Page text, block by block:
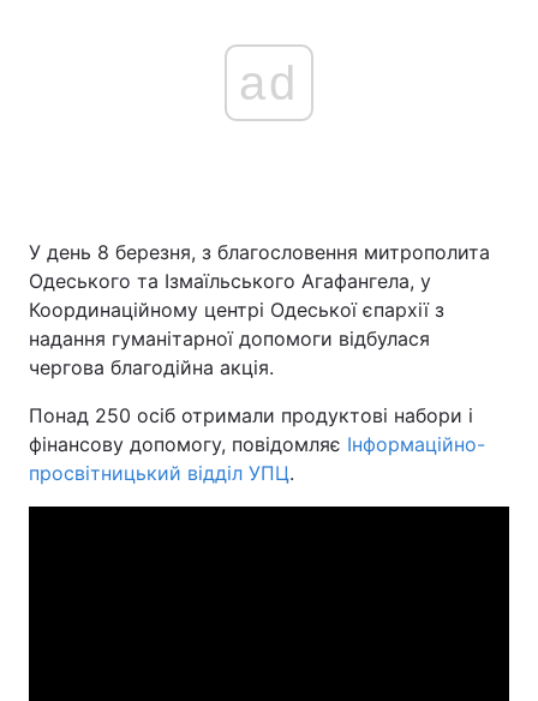
ad
У день 8 березня, з благословення митрополита
Одеського та Ізмаїльського Агафангела, у
Координаційному центрі Одеської єпархії з
надання гуманітарної допомоги відбулася
чергова благодійна акція.
Понад 250 осіб отримали продуктові набори і
фінансову допомогу, повідомляє Інформаційно-
просвітницький відділ УПЦ.